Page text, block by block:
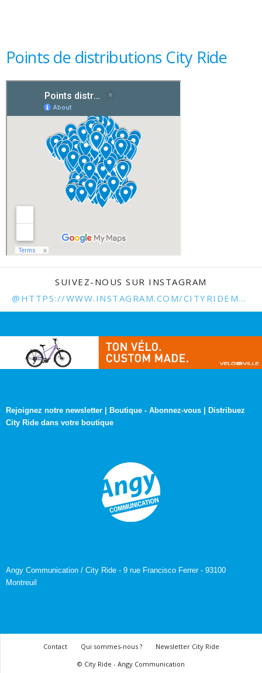
Points de distributions City Ride
SUIVEZ-NOUS SUR INSTAGRAM
@HTTPS://WWW.INSTAGRAM.COM/CITYRIDEMAG.FR/
Rejoignez notre newsletter Boutique - Abonnez-vous
Distribuez
City Ride dans votre boutique
Angy Communication / City Ride - 9 rue Francisco Ferrer - 93100
Montreuil
Contact Qui sommes-nous ?
Newsletter City Ride
© City Ride - Angy Communication